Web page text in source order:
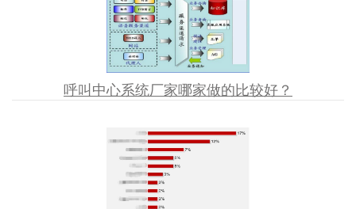
呼叫中心系统厂家哪家做的比较好？